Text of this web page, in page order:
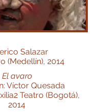
Salazar
(Medellín), 2014
El avaro
Víctor Quesada
Teatro (Bogotá),
2014